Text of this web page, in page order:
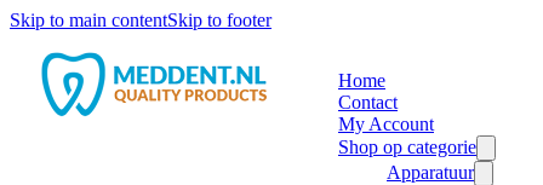
Skip to main contentSkip to footer
Home
Contact
My Account
Shop op categorie
Apparatuur